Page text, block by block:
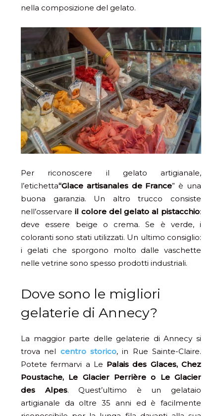
nella composizione del gelato.
Per riconoscere il gelato artigianale,
l’etichetta“Glace artisanales de France” è una
buona garanzia. Un altro trucco consiste
nell’osservare il colore del gelato al pistacchio:
deve essere beige o crema. Se è verde, i
coloranti sono stati utilizzati. Un ultimo consiglio:
i gelati che sporgono molto dalle vaschette
nelle vetrine sono spesso prodotti industriali.
Dove sono le migliori
gelaterie di Annecy?
La maggior parte delle gelaterie di Annecy si
trova nel centro storico, in Rue Sainte-Claire.
Potete fermarvi a Le Palais des Glaces, Chez
Poustache, Le Glacier Perrière o Le Glacier
des Alpes. Quest’ultimo è un gelataio
artigianale da oltre 35 anni ed è facilmente